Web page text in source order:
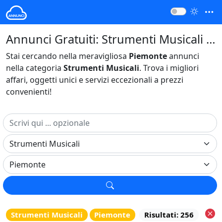
Annunci Gratuiti: Strumenti Musicali Piemonte Italia
Stai cercando nella meravigliosa Piemonteannunci
nella categoria Strumenti Musicali. Trova i migliori
affari, oggetti unici e servizi eccezionali a prezzi
convenienti!
Strumenti Musicali Piemonte
Risultati: 256